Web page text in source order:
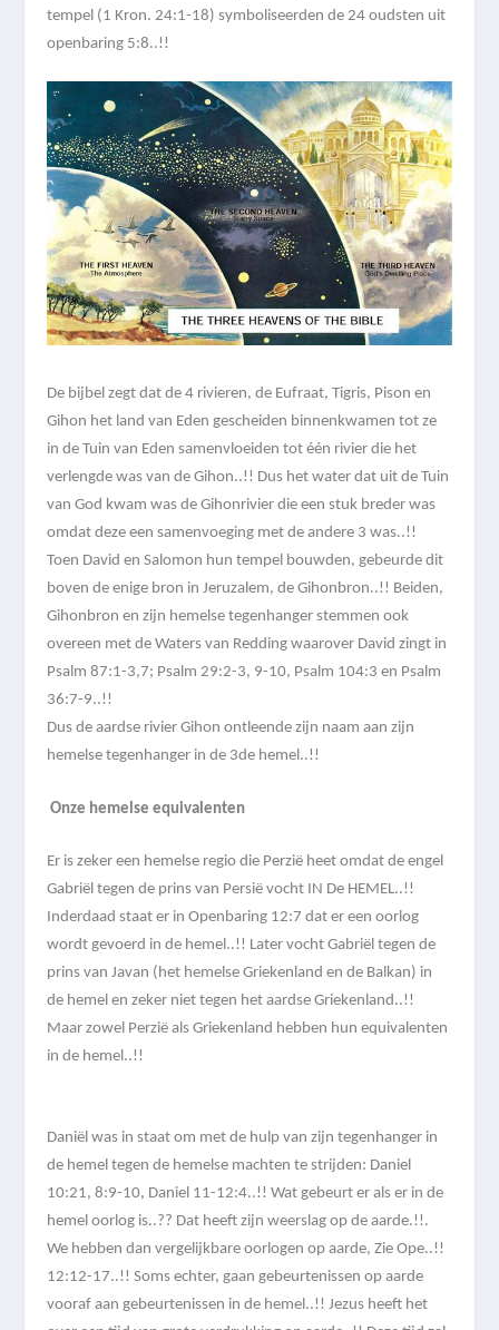
tempel (1 Kron. 24:1-18) symboliseerden de 24 oudsten uit
openbaring 5:8..!!
De bijbel zegt dat de 4 rivieren, de Eufraat, Tigris, Pison en
Gihon het land van Eden gescheiden binnenkwamen tot ze
in de Tuin van Eden samenvloeiden tot één rivier die het
verlengde was van de Gihon..!! Dus het water dat uit de Tuin
van God kwam was de Gihonrivier die een stuk breder was
omdat deze een samenvoeging met de andere 3 was..!!
Toen David en Salomon hun tempel bouwden, gebeurde dit
boven de enige bron in Jeruzalem, de Gihonbron..!! Beiden,
Gihonbron en zijn hemelse tegenhanger stemmen ook
overeen met de Waters van Redding waarover David zingt in
Psalm 87:1-3,7; Psalm 29:2-3, 9-10, Psalm 104:3 en Psalm
36:7-9..!!
Dus de aardse rivier Gihon ontleende zijn naam aan zijn
hemelse tegenhanger in de 3de hemel..!!
Onze hemelse equivalenten
Er is zeker een hemelse regio die Perzië heet omdat de engel
Gabriël tegen de prins van Persië vocht IN De HEMEL..!!
Inderdaad staat er in Openbaring 12:7 dat er een oorlog
wordt gevoerd in de hemel..!! Later vocht Gabriël tegen de
prins van Javan (het hemelse Griekenland en de Balkan) in
de hemel en zeker niet tegen het aardse Griekenland..!!
Maar zowel Perzië als Griekenland hebben hun equivalenten
in de hemel..!!
Daniël was in staat om met de hulp van zijn tegenhanger in
de hemel tegen de hemelse machten te strijden: Daniel
10:21, 8:9-10, Daniel 11-12:4..!! Wat gebeurt er als er in de
hemel oorlog is..?? Dat heeft zijn weerslag op de aarde.!!.
We hebben dan vergelijkbare oorlogen op aarde, Zie Ope..!!
12:12-17..!! Soms echter, gaan gebeurtenissen op aarde
vooraf aan gebeurtenissen in de hemel..!! Jezus heeft het